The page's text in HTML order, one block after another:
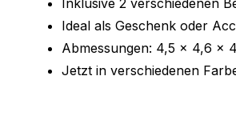
Inklusive 2 verschiedenen
Ideal als Geschenk oder
Abmessungen: 4,5 x 4,6 x
Jetzt in verschiedenen